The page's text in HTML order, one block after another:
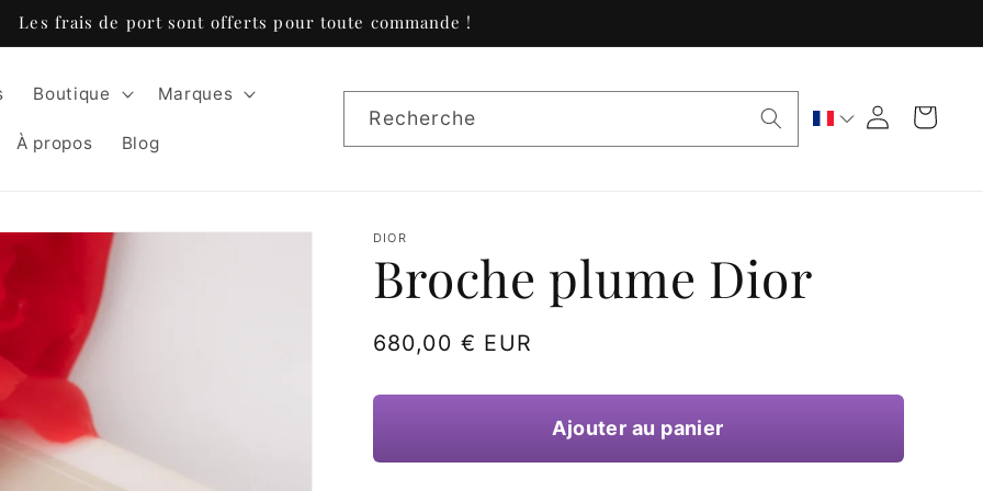
Les frais de port sont offerts pour toute commande !
Boutique Marques
À propos Blog
Recherche ConnexionPanier
DIOR
Broche plume Dior
Prix
680,00 € EUR
Ajouter au panier